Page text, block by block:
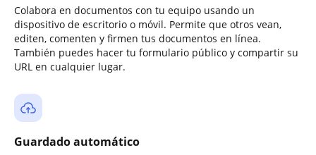
Colabora en documentos con tu equipo usando un
dispositivo de escritorio o móvil. Permite que otros vean,
editen, comenten y firmen tus documentos en línea.
También puedes hacer tu formulario público y compartir su
URL en cualquier lugar.
Guardado automático